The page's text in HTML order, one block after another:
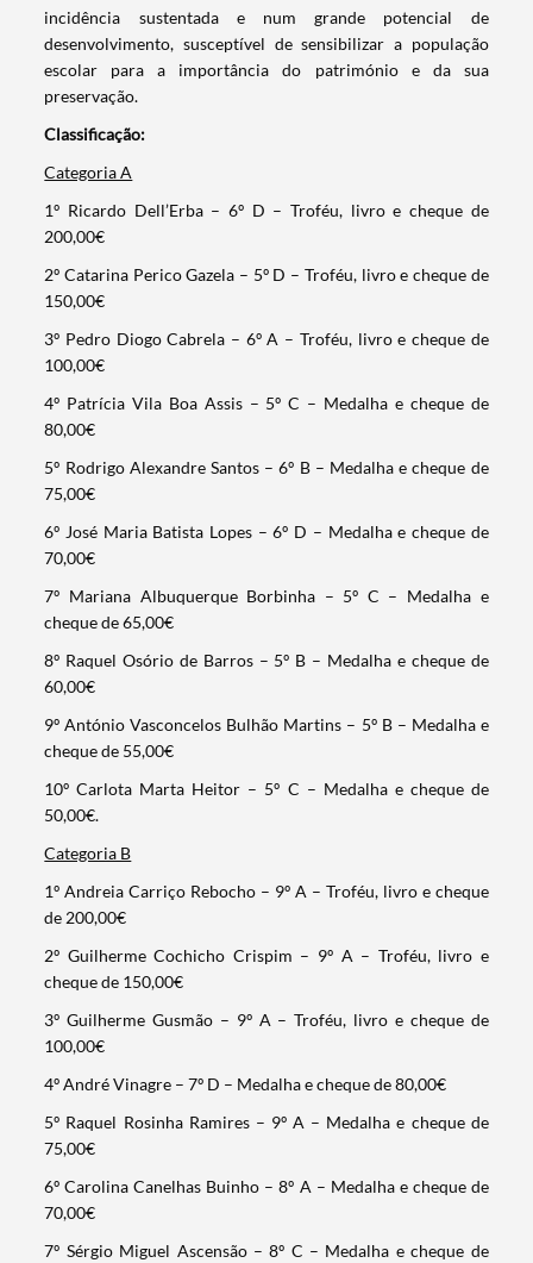
Categorias gerais
Filtros
incidência sustentada e num grande potencial de
desenvolvimento, susceptível de sensibilizar a população
escolar para a importância do património e da sua
preservação.
Classificação:
Categoria A
1º Ricardo Dell’Erba – 6º D – Troféu, livro e cheque de
200,00€
2º Catarina Perico Gazela – 5º D – Troféu, livro e cheque de
150,00€
3º Pedro Diogo Cabrela – 6º A – Troféu, livro e cheque de
100,00€
4º Patrícia Vila Boa Assis – 5º C – Medalha e cheque de
80,00€
5º Rodrigo Alexandre Santos – 6º B – Medalha e cheque de
75,00€
6º José Maria Batista Lopes – 6º D – Medalha e cheque de
70,00€
7º Mariana Albuquerque Borbinha – 5º C – Medalha e
cheque de 65,00€
8º Raquel Osório de Barros – 5º B – Medalha e cheque de
60,00€
9º António Vasconcelos Bulhão Martins – 5º B – Medalha e
cheque de 55,00€
10º Carlota Marta Heitor – 5º C – Medalha e cheque de
50,00€.
Categoria B
1º Andreia Carriço Rebocho – 9º A – Troféu, livro e cheque
de 200,00€
2º Guilherme Cochicho Crispim – 9º A – Troféu, livro e
cheque de 150,00€
3º Guilherme Gusmão – 9º A – Troféu, livro e cheque de
100,00€
4º André Vinagre – 7º D – Medalha e cheque de 80,00€
5º Raquel Rosinha Ramires – 9º A – Medalha e cheque de
75,00€
6º Carolina Canelhas Buinho – 8º A – Medalha e cheque de
70,00€
7º Sérgio Miguel Ascensão – 8º C – Medalha e cheque de